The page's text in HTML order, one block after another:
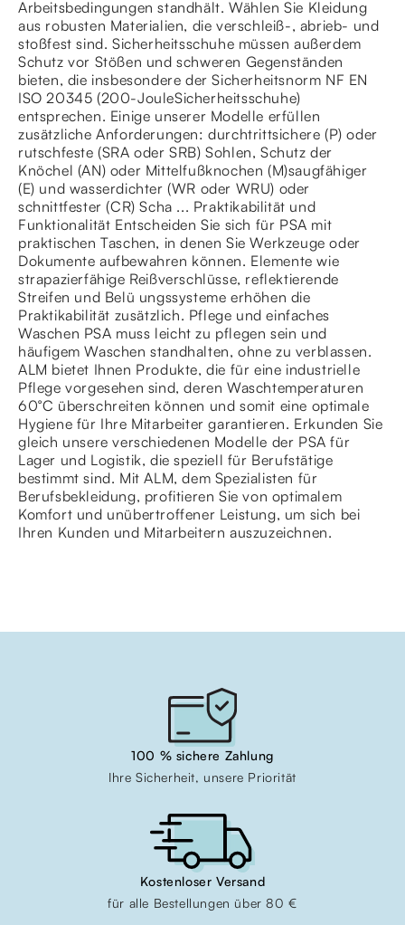
Arbeitsbedingungen standhält. Wählen Sie Kleidung
aus robusten Materialien, die verschleiß-, abrieb- und
stoßfest sind. Sicherheitsschuhe müssen außerdem
Schutz vor Stößen und schweren Gegenständen
bieten, die insbesondere der Sicherheitsnorm NF EN
ISO 20345 (200-JouleSicherheitsschuhe)
entsprechen. Einige unserer Modelle erfüllen
zusätzliche Anforderungen: durchtrittsichere (P) oder
rutschfeste (SRA oder SRB) Sohlen, Schutz der
Knöchel (AN) oder Mittelfußknochen (M)saugfähiger
(E) und wasserdichter (WR oder WRU) oder
schnittfester (CR) Scha ... Praktikabilität und
Funktionalität Entscheiden Sie sich für PSA mit
praktischen Taschen, in denen Sie Werkzeuge oder
Dokumente aufbewahren können. Elemente wie
strapazierfähige Reißverschlüsse, reflektierende
Streifen und Belü ungssysteme erhöhen die
Praktikabilität zusätzlich. Pflege und einfaches
Waschen PSA muss leicht zu pflegen sein und
häufigem Waschen standhalten, ohne zu verblassen.
ALM bietet Ihnen Produkte, die für eine industrielle
Pflege vorgesehen sind, deren Waschtemperaturen
60°C überschreiten können und somit eine optimale
Hygiene für Ihre Mitarbeiter garantieren. Erkunden Sie
gleich unsere verschiedenen Modelle der PSA für
Lager und Logistik, die speziell für Berufstätige
bestimmt sind. Mit ALM, dem Spezialisten für
Berufsbekleidung, profitieren Sie von optimalem
Komfort und unübertroffener Leistung, um sich bei
Ihren Kunden und Mitarbeitern auszuzeichnen.
100 % sichere Zahlung
Ihre Sicherheit, unsere Priorität
Kostenloser Versand
für alle Bestellungen über 80 €